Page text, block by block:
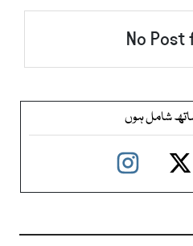
No Post
شامل ہوں